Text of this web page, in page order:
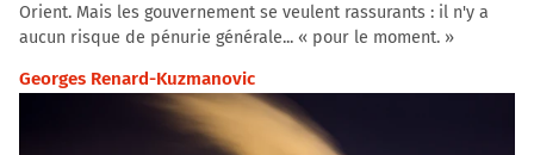
Orient. Mais les gouvernement se veulent rassurants : il n'y a
aucun risque de pénurie générale... « pour le moment. »
Georges Renard-Kuzmanovic